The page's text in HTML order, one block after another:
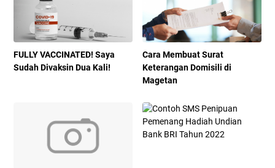
FULLY VACCINATED! Saya
Sudah Divaksin Dua Kali!
Cara Membuat Surat
Keterangan Domisili di
Magetan